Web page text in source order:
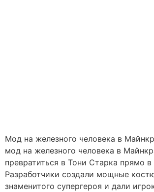
Мод на железного человека в
мод на железного человека в
превратиться в Тони Старка прямо
Разработчики создали мощные
знаменитого супергероя и дали